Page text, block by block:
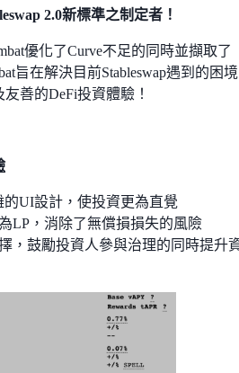
2.0新標準之制定者！
優化了Curve不足的同時並擷取了
旨在解決目前Stableswap遇到的困
善的DeFi投資體驗！
的UI設計，使投資更為直覺
LP，消除了無償損損失的風險
，鼓勵投資人參與治理的同時提升